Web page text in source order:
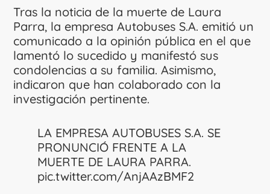
Tras la noticia de la muerte de Laura
Parra, la empresa Autobuses S.A. emitió un
comunicado a la opinión pública en el que
lamentó lo sucedido y manifestó sus
condolencias a su familia. Asimismo,
indicaron que han colaborado con la
investigación pertinente.
LA EMPRESA AUTOBUSES S.A. SE
PRONUNCIÓ FRENTE A LA
MUERTE DE LAURA PARRA.
pic.twitter.com/AnjAAzBMF2